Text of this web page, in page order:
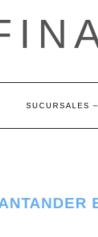
SUCURSALES